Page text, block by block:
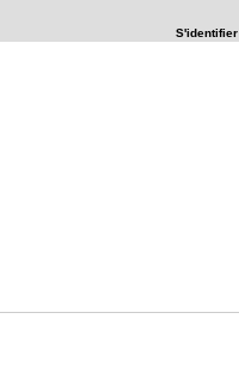
S'identifier